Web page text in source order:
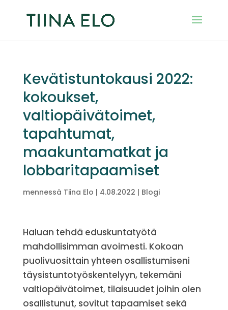
Kevätistuntokausi 2022:
kokoukset,
valtiopäivätoimet,
tapahtumat,
maakuntamatkat ja
lobbaritapaamiset
mennessä Tiina Elo | 4.08.2022 | Blogi
Haluan tehdä eduskuntatyötä
mahdollisimman avoimesti. Kokoan
puolivuosittain yhteen osallistumiseni
täysistuntotyöskentelyyn, tekemäni
valtiopäivätoimet, tilaisuudet joihin olen
osallistunut, sovitut tapaamiset sekä